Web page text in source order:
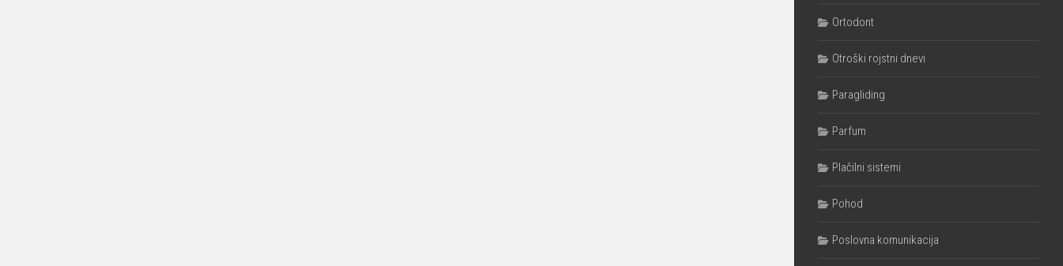
Ortodont
Otroški rojstni dnevi
Paragliding
Parfum
Plačilni sistemi
Pohod
Poslovna komunikacija